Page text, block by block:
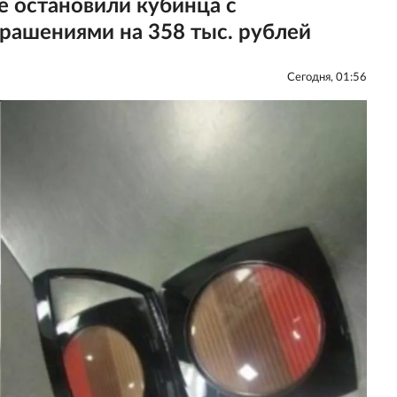
остановили кубинца с
на 358 тыс. рублей
Сегодня, 01:56